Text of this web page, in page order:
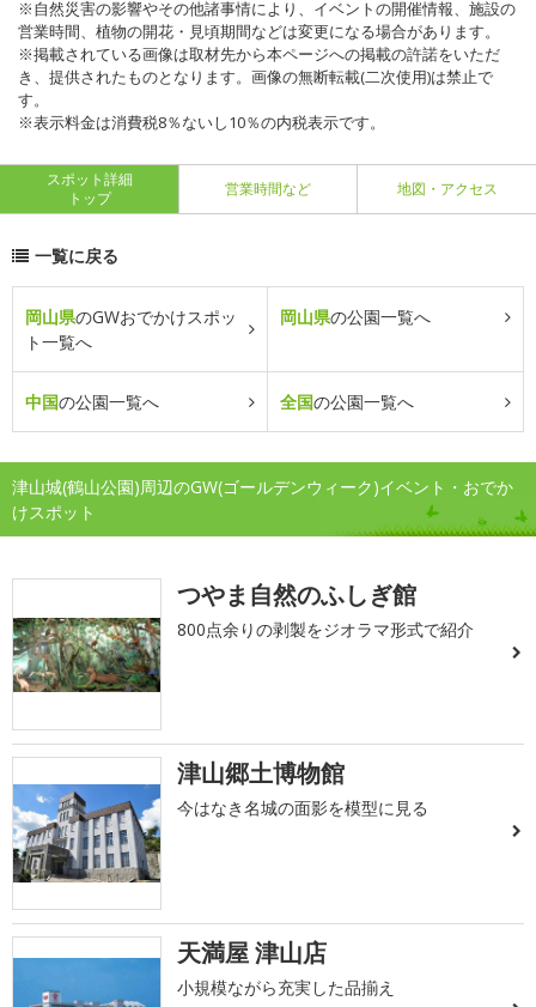
※自然災害の影響やその他諸事情により、イベントの開催情報、施設の
営業時間、植物の開花・見頃期間などは変更になる場合があります。
※掲載されている画像は取材先から本ページへの掲載の許諾をいただ
き、提供されたものとなります。画像の無断転載(二次使用)は禁止で
す。
※表示料金は消費税8％ないし10％の内税表示です。
スポット詳細
トップ
営業時間など 地図・アクセス
一覧に戻る
岡山県のGWおでかけスポッ
ト一覧へ
岡山県の公園一覧へ
中国の公園一覧へ 全国の公園一覧へ
津山城(鶴山公園)周辺のGW(ゴールデンウィーク)イベント・おでか
けスポット
つやま自然のふしぎ館
800点余りの剥製をジオラマ形式で紹介
津山郷土博物館
今はなき名城の面影を模型に見る
天満屋 津山店
小規模ながら充実した品揃え